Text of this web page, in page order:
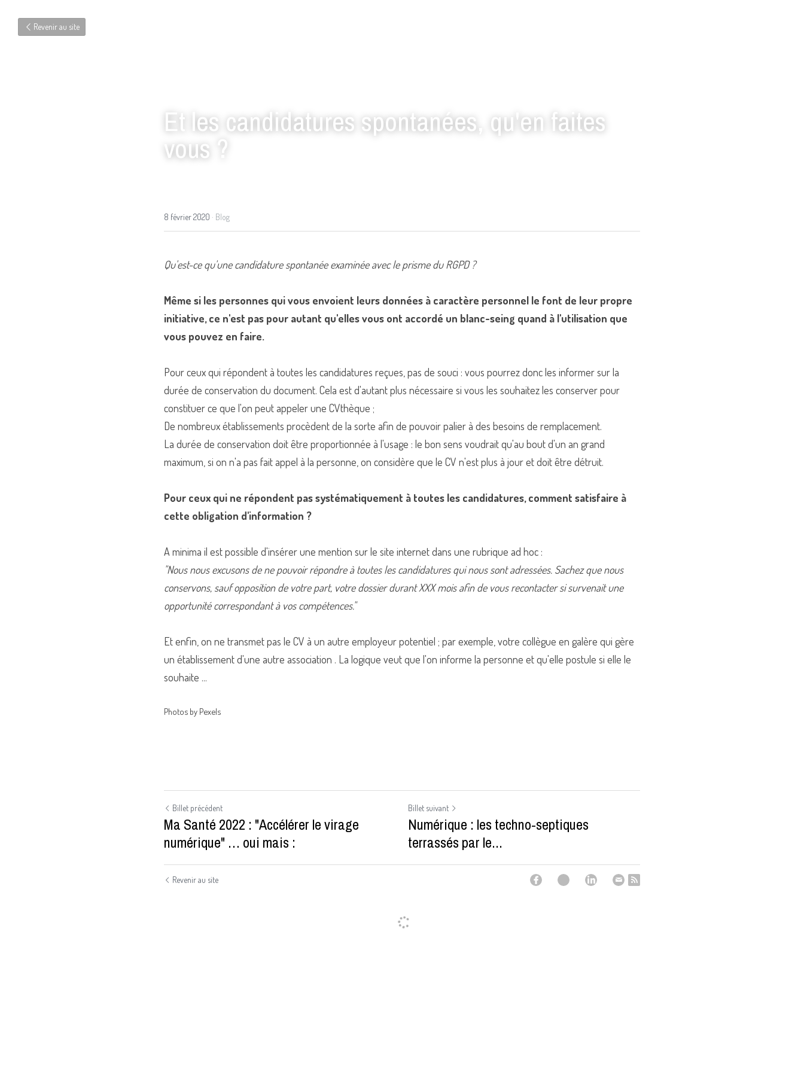
Revenir au site
Et les candidatures spontanées, qu'en faites
vous ?
8 février 2020 · Blog
Qu'est-ce qu'une candidature spontanée examinée avec le prisme du RGPD ?
Même si les personnes qui vous envoient leurs données à caractère personnel le font de leur propre
initiative, ce n'est pas pour autant qu'elles vous ont accordé un blanc-seing quand à l'utilisation que
vous pouvez en faire.
Pour ceux qui répondent à toutes les candidatures reçues, pas de souci : vous pourrez donc les informer sur la
durée de conservation du document. Cela est d'autant plus nécessaire si vous les souhaitez les conserver pour
constituer ce que l'on peut appeler une CVthèque ;
De nombreux établissements procèdent de la sorte afin de pouvoir palier à des besoins de remplacement.
La durée de conservation doit être proportionnée à l'usage : le bon sens voudrait qu'au bout d'un an grand
maximum, si on n'a pas fait appel à la personne, on considère que le CV n'est plus à jour et doit être détruit.
Pour ceux qui ne répondent pas systématiquement à toutes les candidatures, comment satisfaire à
cette obligation d'information ?
A minima il est possible d'insérer une mention sur le site internet dans une rubrique ad hoc :
"Nous nous excusons de ne pouvoir répondre à toutes les candidatures qui nous sont adressées. Sachez que nous
conservons, sauf opposition de votre part, votre dossier durant XXX mois afin de vous recontacter si survenait une
opportunité correspondant à vos compétences."
Et enfin, on ne transmet pas le CV à un autre employeur potentiel ; par exemple, votre collègue en galère qui gère
un établissement d'une autre association . La logique veut que l'on informe la personne et qu'elle postule si elle le
souhaite ...
Photos by Pexels
Billet précédent
Ma Santé 2022 : "Accélérer le virage
numérique" … oui mais :
Billet suivant
Numérique : les techno-septiques
terrassés par le...
Revenir au site